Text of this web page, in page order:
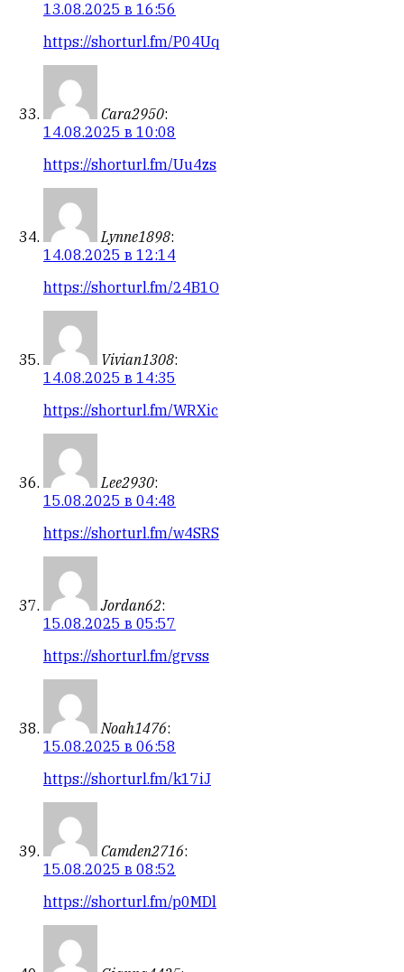
13.08.2025 в 16:56
https://shorturl.fm/P04Uq
Cara2950:
14.08.2025 в 10:08
https://shorturl.fm/Uu4zs
Lynne1898:
14.08.2025 в 12:14
https://shorturl.fm/24B1O
Vivian1308:
14.08.2025 в 14:35
https://shorturl.fm/WRXic
Lee2930:
15.08.2025 в 04:48
https://shorturl.fm/w4SRS
Jordan62:
15.08.2025 в 05:57
https://shorturl.fm/grvss
Noah1476:
15.08.2025 в 06:58
https://shorturl.fm/k17iJ
Camden2716:
15.08.2025 в 08:52
https://shorturl.fm/p0MDl